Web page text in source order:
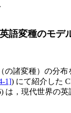
語変種のモデ
諸変種）の分布
1]) にて紹介した
は，現代世界の